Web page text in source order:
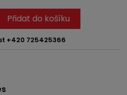
Přidat do košíku
+420 725425366